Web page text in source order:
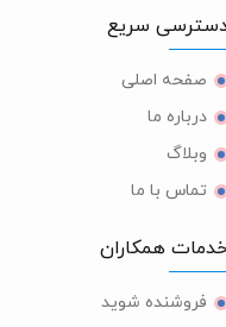
سریع
صفحه اصلی
درباره ما
وبلاگ
تماس با ما
همکاران
فروشنده شوید